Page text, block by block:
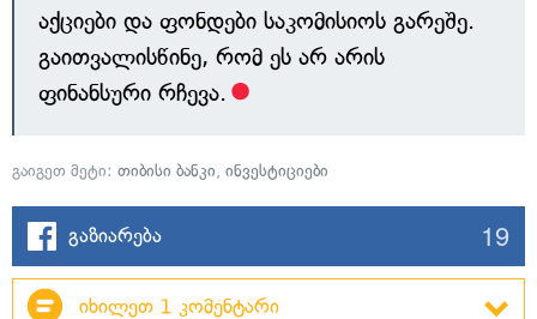
აქციები და ფონდები საკომისიოს გარეშე.
გაითვალისწინე, რომ ეს არ არის
ფინანსური რჩევა.
გაიგეთ მეტი: თიბისი ბანკი, ინვესტიციები
გაზიარება 19
იხილეთ 1 კომენტარი